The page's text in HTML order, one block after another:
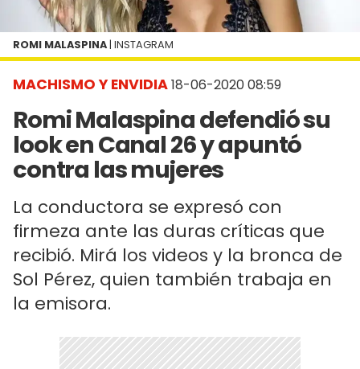
MACHISMO Y ENVIDIA18-06-2020 08:59
Romi Malaspina defendió su
look en Canal 26 y apuntó
contra las mujeres
La conductora se expresó con
firmeza ante las duras críticas que
recibió. Mirá los videos y la bronca de
Sol Pérez, quien también trabaja en
la emisora.
ROMI MALASPINA | INSTAGRAM